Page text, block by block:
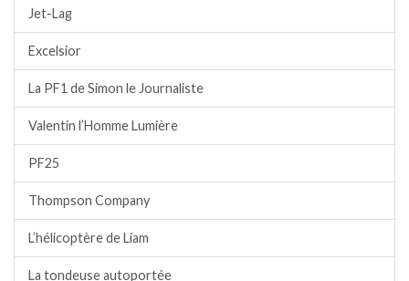
Jet-Lag
Excelsior
La PF1 de Simon le Journaliste
Valentin l’Homme Lumière
PF25
Thompson Company
L’hélicoptère de Liam
La tondeuse autoportée